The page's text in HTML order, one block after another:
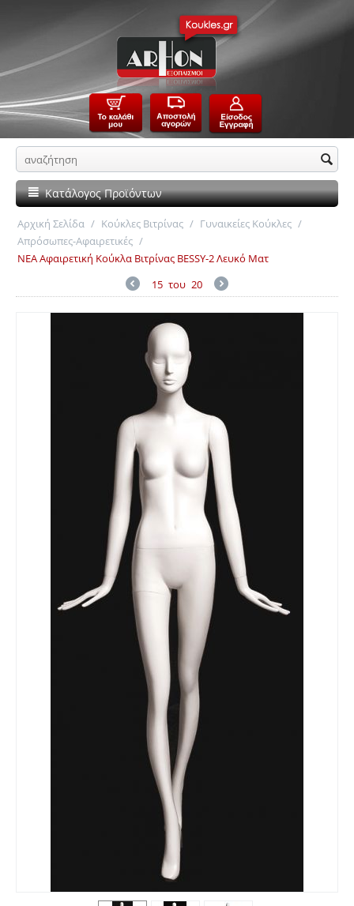
Κατάλογος Προϊόντων
Αρχική Σελίδα / Κούκλες Βιτρίνας / Γυναικείες Κούκλες /
Απρόσωπες-Αφαιρετικές /
ΝΕΑ Αφαιρετική Κούκλα Βιτρίνας BESSY-2 Λευκό Ματ
15 του 20